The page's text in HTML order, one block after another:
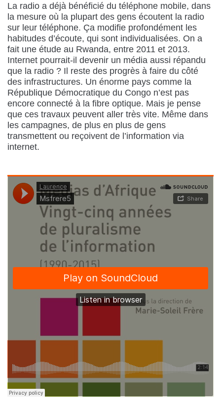
La radio a déjà bénéficié du téléphone mobile, dans
la mesure où la plupart des gens écoutent la radio
sur leur téléphone. Ça modifie profondément les
habitudes d’écoute, qui sont individualisées. On a
fait une étude au Rwanda, entre 2011 et 2013.
Internet pourrait-il devenir un média aussi répandu
que la radio ? Il reste des progrès à faire du côté
des infrastructures. Un énorme pays comme la
République Démocratique du Congo n’est pas
encore connecté à la fibre optique. Mais je pense
que ces travaux peuvent aller très vite. Même dans
les campagnes, de plus en plus de gens
transmettent ou reçoivent de l’information via
internet.